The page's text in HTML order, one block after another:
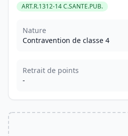
ART.R.1312-14 C.SANTE.PUB.
Nature
Contravention de classe 4
Retrait de points
-